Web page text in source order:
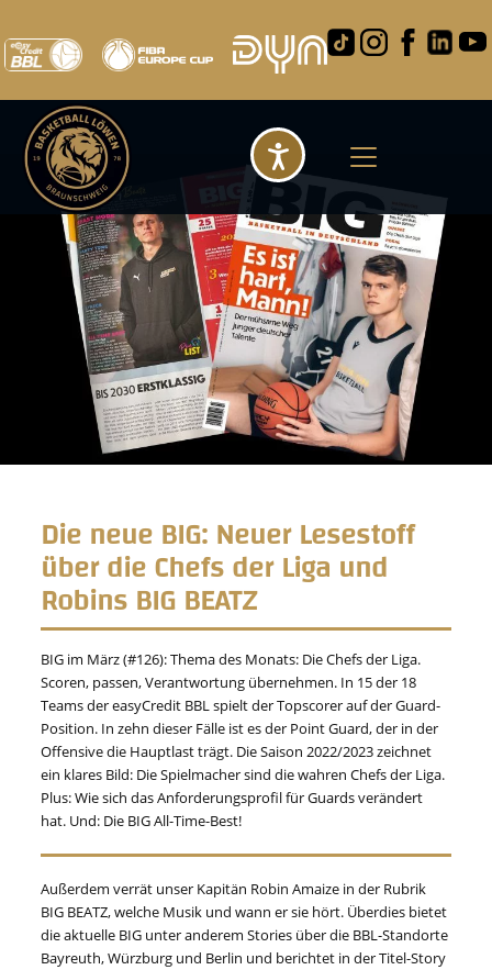
Die neue BIG: Neuer Lesestoff
über die Chefs der Liga und
Robins BIG BEATZ
BIG im März (#126): Thema des Monats: Die Chefs der Liga.
Scoren, passen, Verantwortung übernehmen. In 15 der 18
Teams der easyCredit BBL spielt der Topscorer auf der Guard-
Position. In zehn dieser Fälle ist es der Point Guard, der in der
Offensive die Hauptlast trägt. Die Saison 2022/2023 zeichnet
ein klares Bild: Die Spielmacher sind die wahren Chefs der Liga.
Plus: Wie sich das Anforderungsprofil für Guards verändert
hat. Und: Die BIG All-Time-Best!
Außerdem verrät unser Kapitän Robin Amaize in der Rubrik
BIG BEATZ, welche Musik und wann er sie hört. Überdies bietet
die aktuelle BIG unter anderem Stories über die BBL-Standorte
Bayreuth, Würzburg und Berlin und berichtet in der Titel-Story